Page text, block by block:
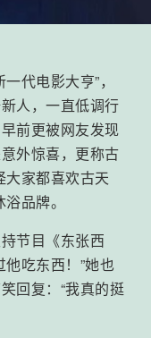
代电影大亨”，
人，一直低调行
前更被网友发现
外惊喜，更称古
大家都喜欢古天
品牌。
节目《东张西
吃东西！”她也
回复：“我真的挺